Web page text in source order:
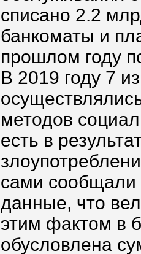
списано 2.2
банкоматы и
прошлом году
В 2019 году 7
методов
есть в
сами
данные, что
этим фактом в
обусловлена